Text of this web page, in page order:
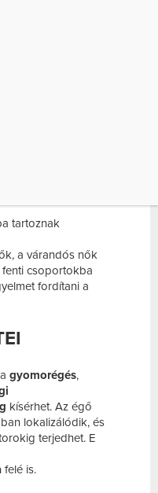
tartoznak
a várandós nők
fenti csoportokba
fordítani a
gyomorégés,
kísérhet. Az égő
lokalizálódik, és
terjedhet. E
felé is.